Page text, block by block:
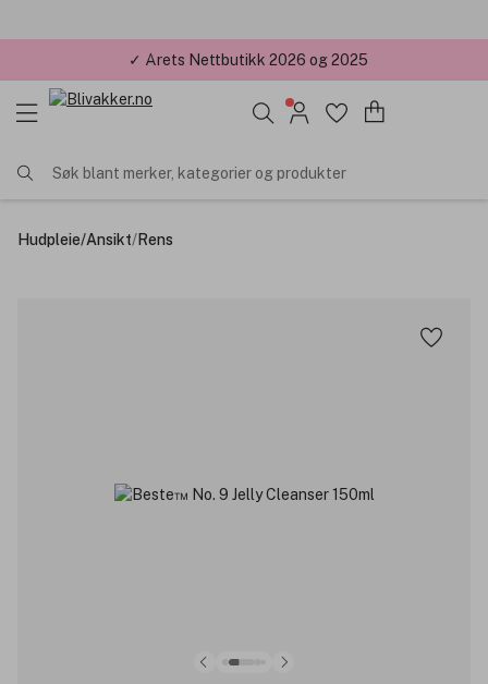
✓ Årets Nettbutikk 2026 og 2025
Søk blant merker, kategorier og produkter
Hudpleie/Ansikt/Rens